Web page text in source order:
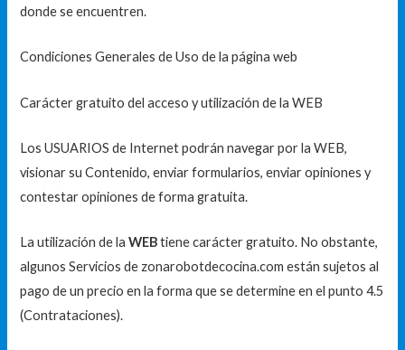
donde se encuentren.
Condiciones Generales de Uso de la página web
Carácter gratuito del acceso y utilización de la WEB
Los USUARIOS de Internet podrán navegar por la WEB,
visionar su Contenido, enviar formularios, enviar opiniones y
contestar opiniones de forma gratuita.
La utilización de laWEBtiene carácter gratuito. No obstante,
algunos Servicios de zonarobotdecocina.com están sujetos al
pago de un precio en la forma que se determine en el punto 4.5
(Contrataciones).